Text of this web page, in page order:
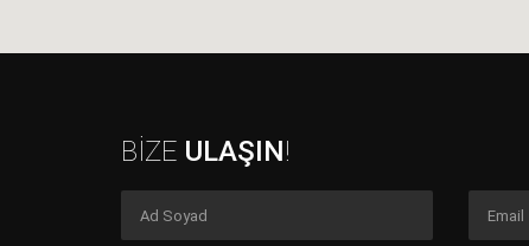
BİZE ULAŞIN!